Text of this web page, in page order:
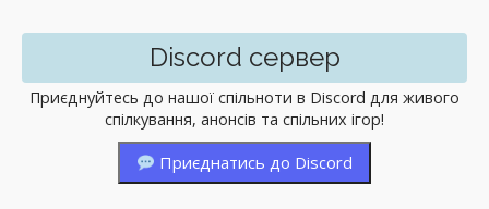
Discord сервер
Приєднуйтесь до нашої спільноти в Discord для живого
спілкування, анонсів та спільних ігор!
Приєднатись до Discord